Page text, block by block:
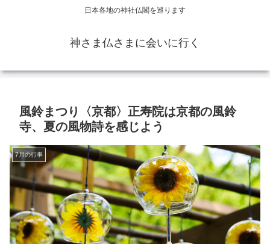
日本各地の神社仏閣を巡ります
神さま仏さまに会いに行く
風鈴まつり〈京都〉正寿院は京都の風鈴
寺、夏の風物詩を感じよう
7月の行事